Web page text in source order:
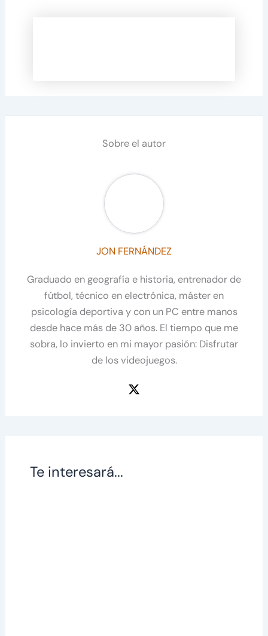
Sobre el autor
JON FERNÁNDEZ
Graduado en geografía e historia, entrenador de
fútbol, técnico en electrónica, máster en
psicología deportiva y con un PC entre manos
desde hace más de 30 años. El tiempo que me
sobra, lo invierto en mi mayor pasión: Disfrutar
de los videojuegos.
Te interesará...